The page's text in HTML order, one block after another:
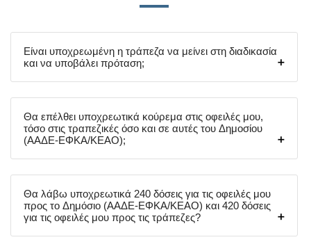
Είναι υποχρεωμένη η τράπεζα να μείνει στη διαδικασία
και να υποβάλει πρόταση;
Θα επέλθει υποχρεωτικά κούρεμα στις οφειλές μου,
τόσο στις τραπεζικές όσο και σε αυτές του Δημοσίου
(ΑΑΔΕ-ΕΦΚΑ/ΚΕΑΟ);
Θα λάβω υποχρεωτικά 240 δόσεις για τις οφειλές μου
προς το Δημόσιο (ΑΑΔΕ-ΕΦΚΑ/ΚΕΑΟ) και 420 δόσεις
για τις οφειλές μου προς τις τράπεζες?